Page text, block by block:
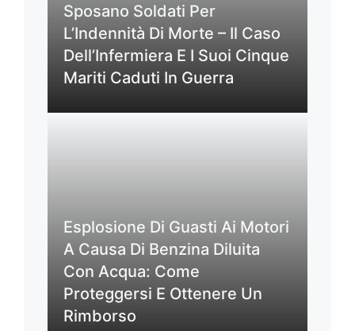
Sposano Soldati Per
L’Indennità Di Morte – Il Caso
Dell’Infermiera E I Suoi Cinque
Mariti Caduti In Guerra
Esplosione Di Guasti Ai Motori
A Causa Di Benzina Diluita
Con Acqua: Come
Proteggersi E Ottenere Un
Rimborso